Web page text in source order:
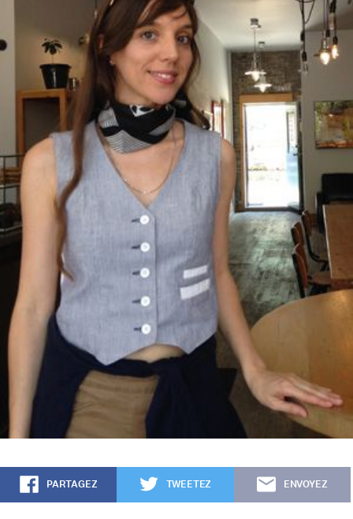
PARTAGEZ TWEETEZ ENVOYEZ